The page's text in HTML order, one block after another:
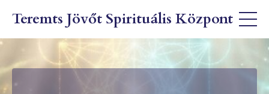
Teremts Jövőt Spirituális Központ